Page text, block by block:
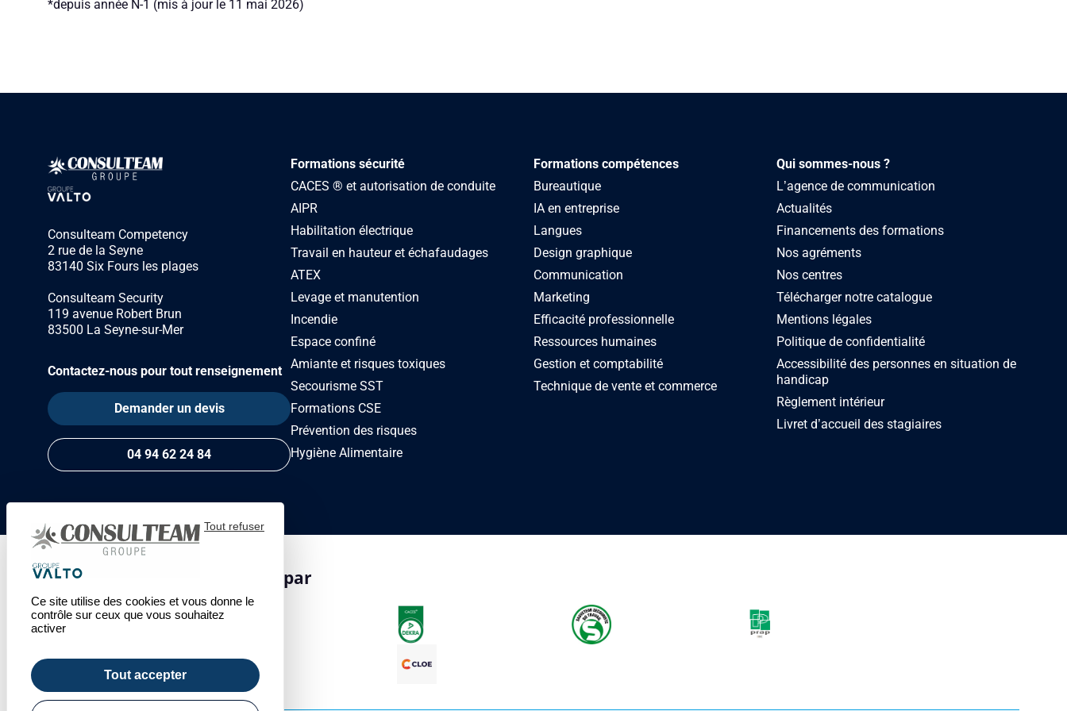
*depuis année N-1 (mis à jour le 11 mai 2026)
Consulteam Competency
2 rue de la Seyne
83140 Six Fours les plages
Consulteam Security
119 avenue Robert Brun
83500 La Seyne-sur-Mer
Contactez-nous pour tout renseignement
Demander un devis
04 94 62 24 84
Formations sécurité
CACES ® et autorisation de conduite
AIPR
Habilitation électrique
Travail en hauteur et échafaudages
ATEX
Levage et manutention
Incendie
Espace confiné
Amiante et risques toxiques
Secourisme SST
Formations CSE
Prévention des risques
Hygiène Alimentaire
Formations compétences
Bureautique
IA en entreprise
Langues
Design graphique
Communication
Marketing
Efficacité professionnelle
Ressources humaines
Gestion et comptabilité
Technique de vente et commerce
Qui sommes-nous ?
L’agence de communication
Actualités
Financements des formations
Nos agréments
Nos centres
Télécharger notre catalogue
Mentions légales
Politique de confidentialité
Accessibilité des personnes en situation de
handicap
Règlement intérieur
Livret d’accueil des stagiaires
Centre de formation certifié par
Ce site utilise des cookies et vous donne le
contrôle sur ceux que vous souhaitez
activer
Tout accepter
Tout refuser